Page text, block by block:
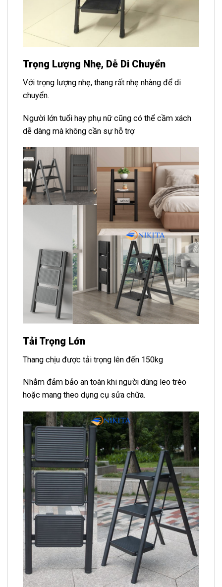
Trọng Lượng Nhẹ, Dễ Di Chuyển
Với trọng lượng nhẹ, thang rất nhẹ nhàng để di
chuyển.
Người lớn tuổi hay phụ nữ cũng có thể cầm xách
dễ dàng mà không cần sự hỗ trợ
Tải Trọng Lớn
Thang chịu được tải trọng lên đến 150kg
Nhằm đảm bảo an toàn khi người dùng leo trèo
hoặc mang theo dụng cụ sửa chữa.